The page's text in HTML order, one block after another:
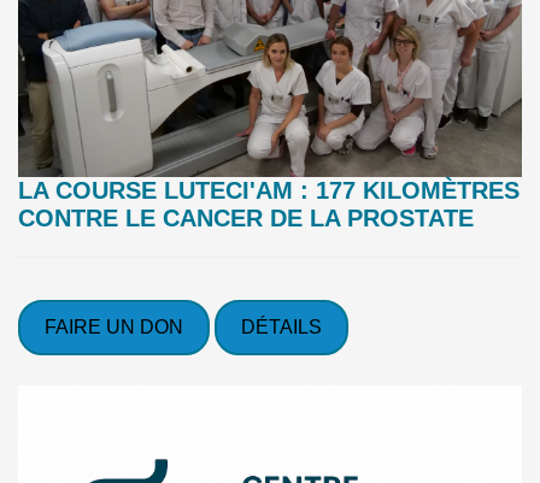
LA COURSE LUTECI'AM : 177 KILOMÈTRES
CONTRE LE CANCER DE LA PROSTATE
FAIRE UN DON DÉTAILS